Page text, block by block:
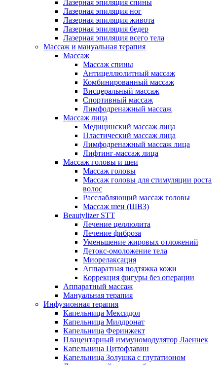
Лазерная эпиляция спины
Лазерная эпиляция ног
Лазерная эпиляция живота
Лазерная эпиляция бедер
Лазерная эпиляция всего тела
Массаж и мануальная терапия
Массаж
Массаж спины
Антицеллюлитный массаж
Комбинированный массаж
Висцеральный массаж
Спортивный массаж
Лимфодренажный массаж
Массаж лица
Медицинский массаж лица
Пластический массаж лица
Лимфодренажный массаж лица
Лифтинг-массаж лица
Массаж головы и шеи
Массаж головы
Массаж головы для стимуляции роста
волос
Расслабляющий массаж головы
Массаж шеи (ШВЗ)
Beautylizer STT
Лечение целлюлита
Лечение фиброза
Уменьшение жировых отложений
Детокс-омоложение тела
Миорелаксация
Аппаратная подтяжка кожи
Коррекция фигуры без операции
Аппаратный массаж
Мануальная терапия
Инфузионная терапия
Капельница Мексидол
Капельница Милдронат
Капельница Феринжект
Плацентарный иммуномодулятор Лаеннек
Капельница Цитофлавин
Капельница Золушка с глутатионом